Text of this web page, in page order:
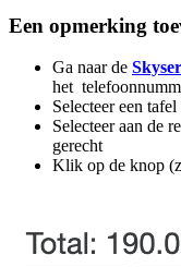
Een opmerking
Ga naar de
het
Selecteer een
Selecteer aan de
gerecht
Klik op de knop